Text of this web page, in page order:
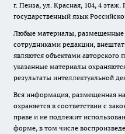
г. Пенза, ул. Красная, 104, 4
государственный язык
Любые материалы, размещенные
сотрудниками редакции,
являются объектами авторского
указанные материалы
результаты интеллектуальной
Вся информация, размещенная
охраняется в соответствии с
праве и не подлежит
форме, в том числе